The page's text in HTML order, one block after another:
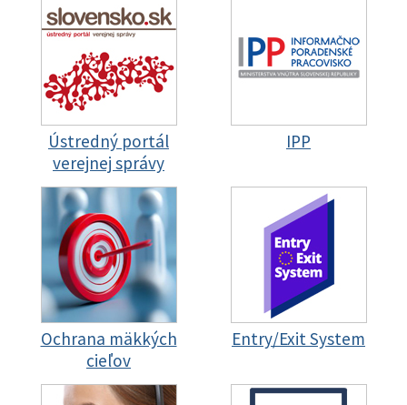
Ústredný portál
verejnej správy
IPP
Ochrana mäkkých
cieľov
Entry/Exit System